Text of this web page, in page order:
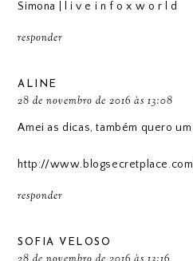
Simona | l i v e i n f o x w o r l d
responder
ALINE
28 de novembro de 2016 às 13:08
Amei as dicas, também quero
http://
responder
SOFIA VELOSO